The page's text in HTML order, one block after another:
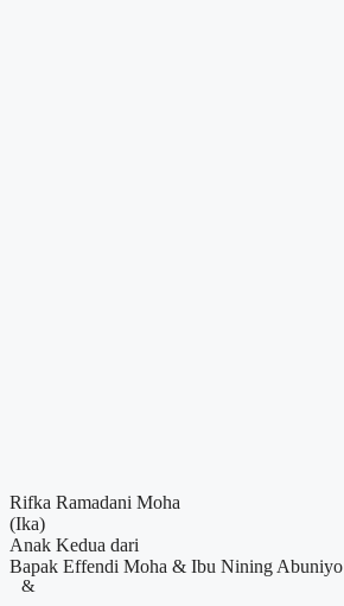
Rifka Ramadani Moha
(Ika)
Anak Kedua dari
Bapak Effendi Moha & Ibu Nining Abuniyo
&